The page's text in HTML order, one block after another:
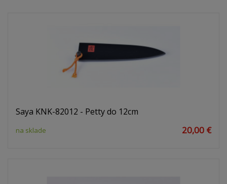
Saya KNK-82012 - Petty do 12cm
na sklade 20,00 €